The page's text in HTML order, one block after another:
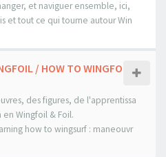
et naviguer ensemble, ici,
et tout ce qui tourne autour Win
/ HOW TO WINGFO
des figures, de l'apprentissa
Wingfoil & Foil.
how to wingsurf : maneouvr